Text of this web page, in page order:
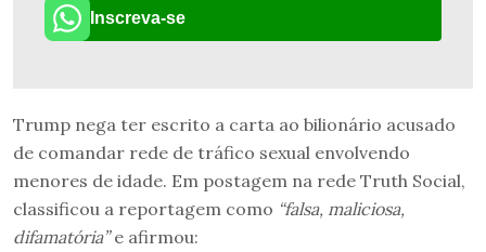
Inscreva-se
Trump nega ter escrito a carta ao bilionário acusado
de comandar rede de tráfico sexual envolvendo
menores de idade. Em postagem na rede Truth Social,
classificou a reportagem como “falsa, maliciosa,
difamatória”e afirmou: